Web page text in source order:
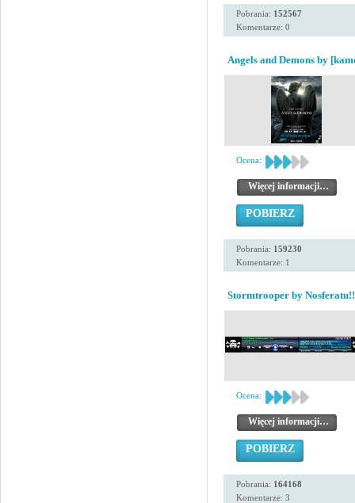
Pobrania: 152567
Komentarze: 0
Angels and Demons by
Ocena:
Więcej informacji…
POBIERZ
Pobrania: 159230
Komentarze: 1
Stormtrooper by Nosferatu!!
Ocena:
Więcej informacji…
POBIERZ
Pobrania: 164168
Komentarze: 3